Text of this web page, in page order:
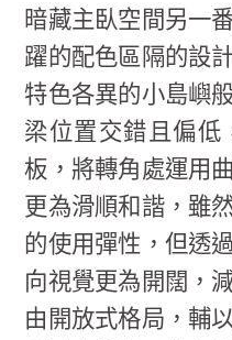
暗藏主臥空間另一
躍的配色區隔的設
特色各異的小島嶼
梁位置交錯且偏
板，將轉角處運用
更為滑順和諧，雖
的使用彈性，但透
向視覺更為開闊，
由開放式格局，輔